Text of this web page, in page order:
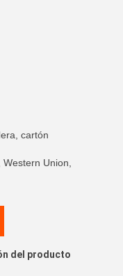
cartón
Union,
del producto